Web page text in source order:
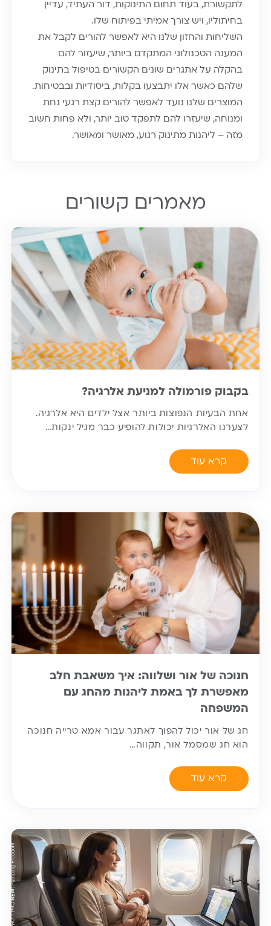
לתקשורת, בעוד תחום התינוקות, דור העתיד, עדיין
בחיתוליו, ויש צורך אמיתי בפיתוח שלו.
השליחות והחזון שלנו היא לאפשר להורים לקבל את
המענה הטכנולוגי המתקדם ביותר, שיעזור להם
בהקלה על אתגרים שונים הקשורים בטיפול בתינוק
שלהם כאשר אלו יתבצעו בקלות, ביסודיות ובבטיחות.
המוצרים שלנו נועד לאפשר להורים קצת רגעי נחת
ומנוחה, שיעזרו להם לתפקד טוב יותר, ולא פחות חשוב
מזה – ליהנות מתינוק רגוע, מאושר ומאושר.
מאמרים קשורים
בקבוק פורמולה למניעת אלרגיה?
אחת הבעיות הנפוצות ביותר אצל ילדים היא אלרגיה.
לצערנו האלרגיות יכולות להופיע כבר מגיל ינקות…
קרא עוד
חנוכה של אור ושלווה: איך משאבת חלב
מאפשרת לך באמת ליהנות מהחג עם
המשפחה
חג של אור יכול להפוך לאתגר עבור אמא טרייה חנוכה
הוא חג שמסמל אור, תקווה…
קרא עוד